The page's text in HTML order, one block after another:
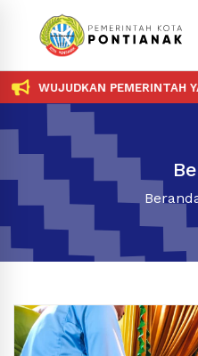
PEMERINTAH YANG